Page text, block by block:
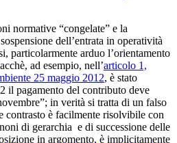
normative “congelate” e la
dell’entrata in operatività
particolarmente arduo l’orientamento
ad esempio, nell’articolo 1,
25 maggio 2012, è stato
il pagamento del contributo deve
in verità si tratta di un falso
contrasto è facilmente risolvibile con
di gerarchia e di successione delle
in argomento, è implicitamente